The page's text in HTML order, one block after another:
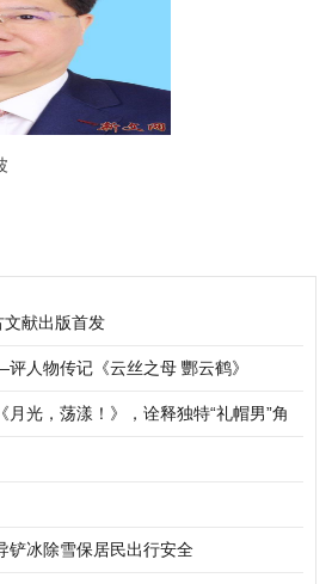
文献出版首发
人物传记《云丝之母 酆云鹤》
光，荡漾！》，诠释独特“礼帽男”角
铲冰除雪保居民出行安全